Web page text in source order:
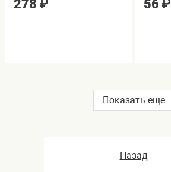
278 ₽ 56 ₽
Показать еще
Назад